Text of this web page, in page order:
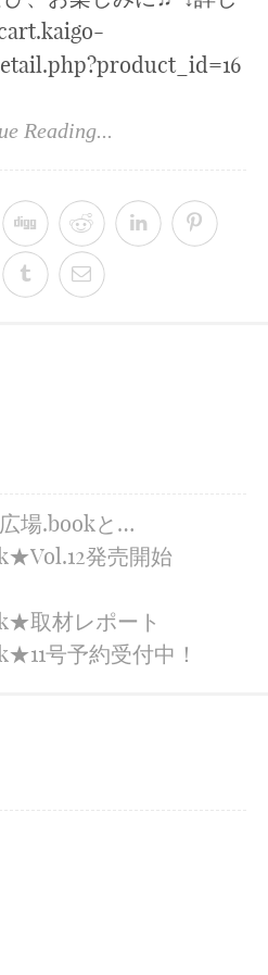
Reading...
場.bookと…
発売開始
取材レポート
号予約受付中！